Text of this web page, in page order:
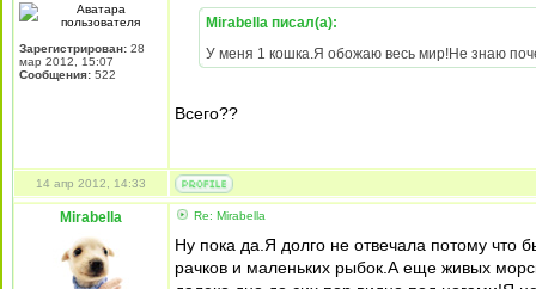
Зарегистрирован: 28
мар 2012, 15:07
Сообщения: 522
Mirabella писал(а):
У меня 1 кошка.Я обожаю весь мир!Не знаю
Всего??
14 апр 2012, 14:33
Mirabella Re: Mirabella
Ну пока да.Я долго не отвечала потому что
рачков и маленьких рыбок.А еще живых